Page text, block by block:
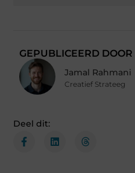
GEPUBLICEERD DOOR
Jamal Rahmani
Creatief Strateeg
Deel dit: